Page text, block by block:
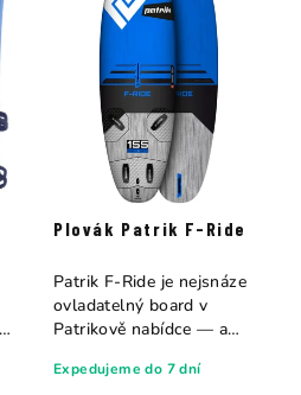
Plovák Patrik F-Ride
Expedujeme do 7 dní
Patrik F-Ride je nejsnáze
ovladatelný board v
Patrikově nabídce — a